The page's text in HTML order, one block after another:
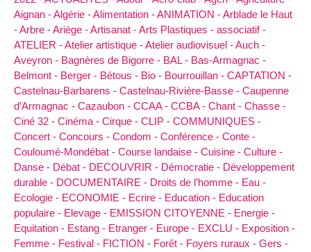
Aignan -Algérie -Alimentation -ANIMATION -Arblade le Haut
-Arbre -Ariège -Artisanat -Arts Plastiques - associatif -
ATELIER -Atelier artistique -Atelier audiovisuel -Auch -
Aveyron - Bagnères de Bigorre - BAL - Bas-Armagnac -
Belmont - Berger - Bétous - Bio - Bourrouillan - CAPTATION -
Castelnau-Barbarens - Castelnau-Rivière-Basse - Caupenne
d’Armagnac - Cazaubon - CCAA - CCBA - Chant - Chasse -
Ciné 32 - Cinéma - Cirque - CLIP - COMMUNIQUES -
Concert - Concours - Condom - Conférence - Conte -
Couloumé-Mondébat - Course landaise - Cuisine - Culture -
Danse - Débat - DECOUVRIR - Démocratie - Développement
durable - DOCUMENTAIRE - Droits de l’homme - Eau -
Ecologie - ECONOMIE - Ecrire - Education - Education
populaire - Elevage - EMISSION CITOYENNE - Energie -
Equitation - Estang - Etranger - Europe - EXCLU - Exposition -
Femme - Festival - FICTION - Forêt - Foyers ruraux - Gers -